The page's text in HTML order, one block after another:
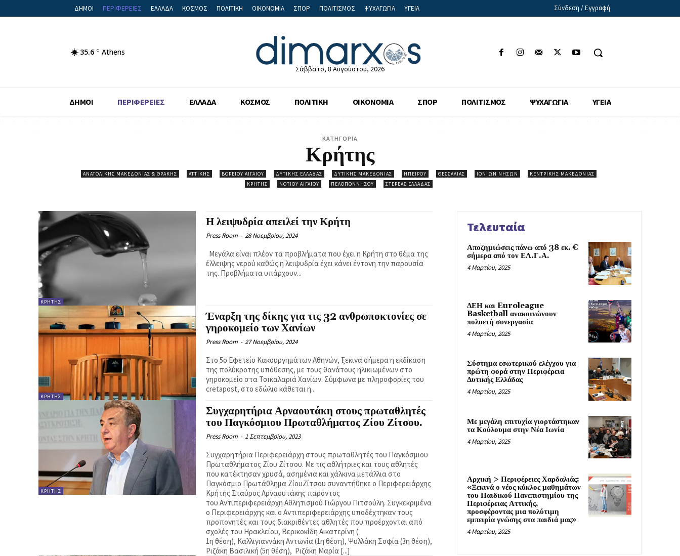
ΔΗΜΟΙ ΠΕΡΙΦΕΡΕΙΕΣ ΕΛΛΑΔΑ ΚΟΣΜΟΣ ΠΟΛΙΤΙΚΗ ΟΙΚΟΝΟΜΙΑ ΣΠΟΡ ΠΟΛΙΤΙΣΜΟΣ ΨΥΧΑΓΩΓΙΑ ΥΓΕΙΑ Σύνδεση / Εγγραφή
35.6 C Athens
Σάββατο, 8 Αυγούστου, 2026
ΔΗΜΟΙ ΠΕΡΙΦΕΡΕΙΕΣ ΕΛΛΑΔΑ ΚΟΣΜΟΣ ΠΟΛΙΤΙΚΗ ΟΙΚΟΝΟΜΙΑ ΣΠΟΡ ΠΟΛΙΤΙΣΜΟΣ ΨΥΧΑΓΩΓΙΑ ΥΓΕΙΑ
ΚΑΤΗΓΟΡΙΑ
Κρήτης
ΑΝΑΤΟΛΙΚΉΣ ΜΑΚΕΔΟΝΊΑΣ & ΘΡΆΚΗΣ ΑΤΤΙΚΉΣ ΒΟΡΕΊΟΥ ΑΙΓΑΊΟΥ ΔΥΤΙΚΉΣ ΕΛΛΆΔΑΣ ΔΥΤΙΚΉΣ ΜΑΚΕΔΟΝΊΑΣ ΗΠΕΊΡΟΥ ΘΕΣΣΑΛΊΑΣ ΙΟΝΊΩΝ ΝΉΣΩΝ
ΚΕΝΤΡΙΚΉΣ ΜΑΚΕΔΟΝΊΑΣ
ΚΡΉΤΗΣ
ΝΟΤΊΟΥ ΑΙΓΑΊΟΥ ΠΕΛΟΠΟΝΝΉΣΟΥ ΣΤΕΡΕΆΣ ΕΛΛΆΔΑΣ
ΚΡΉΤΗΣ
Η λειψυδρία απειλεί την Κρήτη
Press Room - 28 Νοεμβρίου, 2024
έλλειψης νερού καθώς η λειψυδρία έχει κάνει έντονη την παρουσία
της. Προβλήματα υπάρχουν...
ΚΡΉΤΗΣ
Έναρξη της δίκης για τις 32 ανθρωποκτονίες σε
γηροκομείο των Χανίων
Press Room - 27 Νοεμβρίου, 2024
Στο 5ο Εφετείο Κακουργημάτων Αθηνών, ξεκινά σήμερα η εκδίκαση
της πολύκροτης υπόθεσης, με τους θανάτους ηλικιωμένων στο
γηροκομείο στα Τσικαλαριά Χανίων. Σύμφωνα με πληροφορίες του
cretapost, στο εδώλιο κάθεται η...
ΚΡΉΤΗΣ
Συγχαρητήρια Αρναουτάκη στους πρωταθλητές
του Παγκόσμιου Πρωταθλήματος Ζίου Ζίτσου.
Press Room - 1 Σεπτεμβρίου, 2023
Συγχαρητήρια Περιφερειάρχη στους πρωταθλητές του Παγκόσμιου
Πρωταθλήματος Ζίου Ζίτσου. Με τις αθλήτριες και τους αθλητές
που κατέκτησαν χρυσά, ασημένια και χάλκινα μετάλλια στο
Παγκόσμιο Πρωτάθλημα ΖίουΖίτσου συναντήθηκε ο Περιφερειάρχης
Κρήτης Σταύρος Αρναουτάκης παρόντος
του Αντιπεριφερειάρχη Αθλητισμού Γιώργου Πιτσούλη. Συγκεκριμένα
ο Περιφερειάρχης και ο Αντιπεριφερειάρχης υποδέχτηκαν τους
προπονητές και τους διακριθέντες αθλητές που προέρχονται από
σχολές του Ηρακλείου, Βερικοκίδη Αικατερίνη (
1η θέση), Καλλιγιαννάκη Αντωνία (1η θέση), Ψυλλάκη Σοφία (3η θέση),
Ριζάκη Βασιλική (5η θέση), Ριζάκη Μαρία [...]
Τελευταία
Αποζημιώσεις πάνω από 38 εκ. €
σήμερα από τον ΕΛ.Γ.Α.
4 Μαρτίου, 2025
ΔΕΗ και Euroleague
Basketball ανακοινώνουν
πολυετή συνεργασία
4 Μαρτίου, 2025
Σύστημα εσωτερικού ελέγχου για
πρώτη φορά στην Περιφέρεια
Δυτικής Ελλάδας
4 Μαρτίου, 2025
Με μεγάλη επιτυχία γιορτάστηκαν
τα Κούλουμα στην Νέα Ιωνία
4 Μαρτίου, 2025
Αρχική > Περιφέρειες Χαρδαλιάς:
«Ξεκινά ο νέος κύκλος μαθημάτων
του Παιδικού Πανεπιστημίου της
Περιφέρειας Αττικής,
προσφέροντας μια πολύτιμη
εμπειρία γνώσης στα παιδιά μας»
4 Μαρτίου, 2025